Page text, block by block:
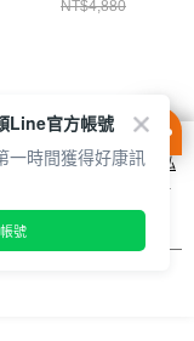
NT$4,880
式之詳情，及若您不希
定，請參閱本網站「
隱私
同意本公司得按本網站使
Line官方帳號
一時間獲得好康訊
號